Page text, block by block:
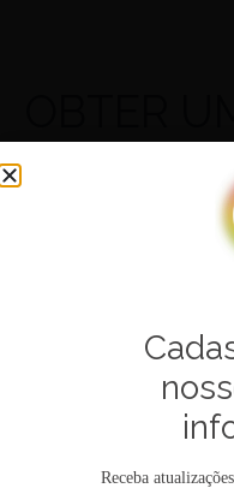
Diplomas
Experimente uma
redor do mundo.
culinárias para
ASSOCIADO
Receba
Receba